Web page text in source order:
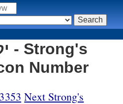
Number
Next Strong's